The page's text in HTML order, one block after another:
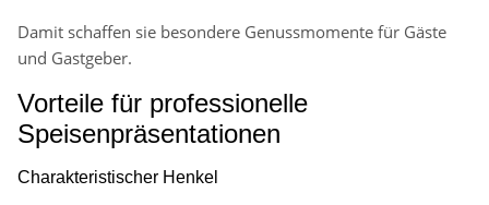
Damit schaffen sie besondere Genussmomente für Gäste
und Gastgeber.
Vorteile für professionelle
Speisenpräsentationen
Charakteristischer Henkel